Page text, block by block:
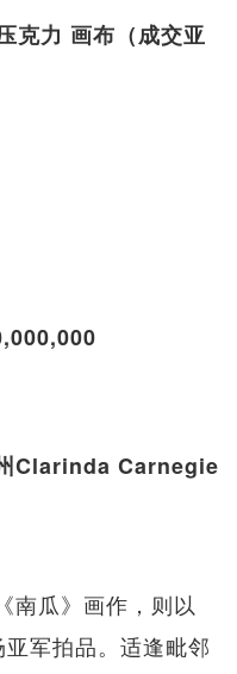
克力 画布（成交亚
Clarinda Carnegie
南瓜》画作，则以
军拍品。适逢毗邻